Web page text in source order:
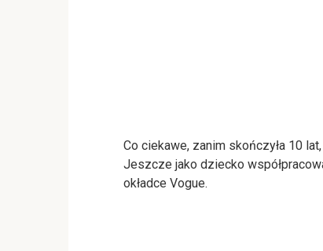
Co ciekawe, zanim skończyła 10
Jeszcze jako dziecko
okładce Vogue.